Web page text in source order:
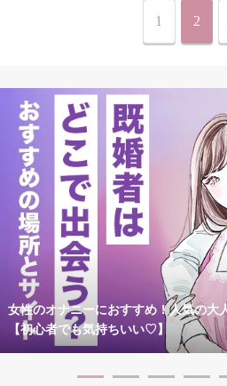
1 2
女性のオナニーにおすすめ！人気の大
【初心者でも気持ちいい♡】